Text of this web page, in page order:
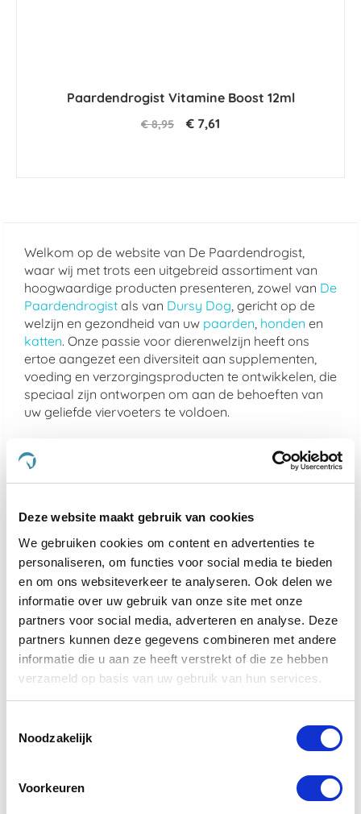
Deze website maakt gebruik van cookies
We gebruiken cookies om content en advertenties te
personaliseren, om functies voor social media te bieden
en om ons websiteverkeer te analyseren. Ook delen we
informatie over uw gebruik van onze site met onze
partners voor social media, adverteren en analyse. Deze
partners kunnen deze gegevens combineren met andere
informatie die u aan ze heeft verstrekt of die ze hebben
verzameld op basis van uw gebruik van hun services.
Noodzakelijk
Voorkeuren
Paardendrogist Vitamine Boost 12ml
€ 8,95 € 7,61
Welkom op de website van De Paardendrogist,
waar wij met trots een uitgebreid assortiment van
hoogwaardige producten presenteren, zowel van De
Paardendrogist als van Dursy Dog, gericht op de
welzijn en gezondheid van uw paarden, honden en
katten. Onze passie voor dierenwelzijn heeft ons
ertoe aangezet een diversiteit aan supplementen,
voeding en verzorgingsproducten te ontwikkelen, die
speciaal zijn ontworpen om aan de behoeften van
uw geliefde viervoeters te voldoen.
voor de gewrichten, een verbetering van de
spijsvertering, of een mooiere vacht, bij De
afgestemd. Elk product in ons assortiment is
zorgvuldig geselecteerd op basis van kwaliteit en
effectiviteit, en is ontwikkeld om de gezondheid en
het geluk van uw huisdier te optimaliseren.
We geloven sterk in het bieden van alleen het beste
voor uw dier, en daarom zijn alle producten die we
aanbieden veilig, effectief en makkelijk in gebruik.
Van supplementen die de gemoedsrust bieden aan
nerveuze paardentot producten die de gezondheid
Dursy Dog en ervaar zelf de voordelen van onze
zorgvuldig samengestelde producten. Uw dier